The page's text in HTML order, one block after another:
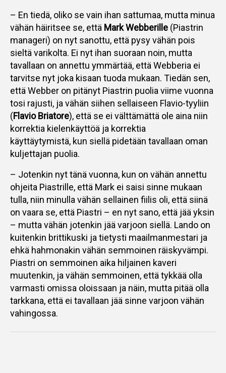
– En tiedä, oliko se vain ihan sattumaa, mutta minua
vähän häiritsee se, että Mark Webberille (Piastrin
manageri) on nyt sanottu, että pysy vähän pois
sieltä varikolta. Ei nyt ihan suoraan noin, mutta
tavallaan on annettu ymmärtää, että Webberia ei
tarvitse nyt joka kisaan tuoda mukaan. Tiedän sen,
että Webber on pitänyt Piastrin puolia viime vuonna
tosi rajusti, ja vähän siihen sellaiseen Flavio-tyyliin
(Flavio Briatore), että se ei välttämättä ole aina niin
korrektia kielenkäyttöä ja korrektia
käyttäytymistä, kun siellä pidetään tavallaan oman
kuljettajan puolia.
– Jotenkin nyt tänä vuonna, kun on vähän annettu
ohjeita Piastrille, että Mark ei saisi sinne mukaan
tulla, niin minulla vähän sellainen fiilis oli, että siinä
on vaara se, että Piastri – en nyt sano, että jää yksin
– mutta vähän jotenkin jää varjoon siellä. Lando on
kuitenkin brittikuski ja tietysti maailmanmestari ja
ehkä hahmonakin vähän semmoinen räiskyvämpi.
Piastri on semmoinen aika hiljainen kaveri
muutenkin, ja vähän semmoinen, että tykkää olla
varmasti omissa oloissaan ja näin, mutta pitää olla
tarkkana, että ei tavallaan jää sinne varjoon vähän
vahingossa.